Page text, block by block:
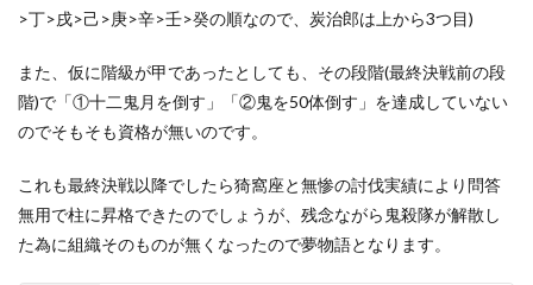
>丁>戌>己>庚>辛>壬>癸の順なので、炭治郎は上から3つ目)
また、仮に階級が甲であったとしても、その段階(最終決戦前の段
階)で「①十二鬼月を倒す」「②鬼を50体倒す」を達成していない
のでそもそも資格が無いのです。
これも最終決戦以降でしたら猗窩座と無惨の討伐実績により問答
無用で柱に昇格できたのでしょうが、残念ながら鬼殺隊が解散し
た為に組織そのものが無くなったので夢物語となります。